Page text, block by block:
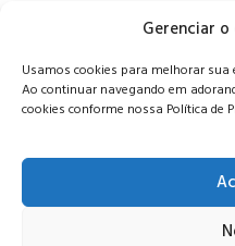
Gerenciar
Usamos cookies para melhorar sua
Ao continuar navegando em
cookies conforme nossa Política de
© Editora Adorando
Consulte nossa